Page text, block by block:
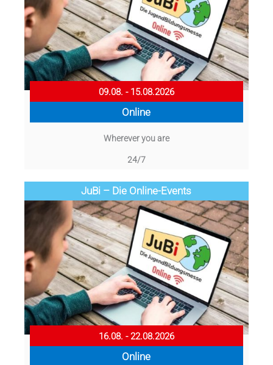
09.08. - 15.08.2026
Online
Wherever you are
24/7
JuBi – Die Online-Events
16.08. - 22.08.2026
Online